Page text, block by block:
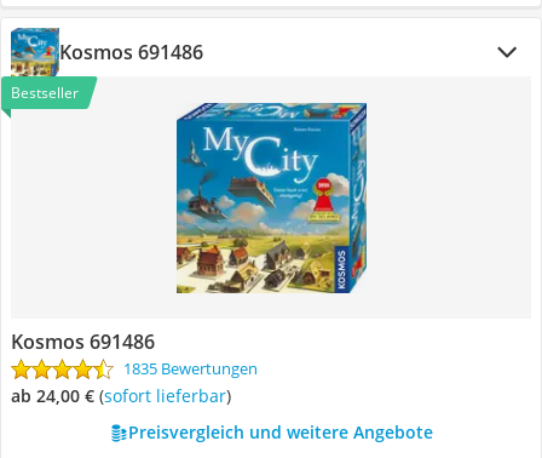
Kosmos 691486
Bestseller
Kosmos 691486
1835 Bewertungen
ab 24,00 € ( Sofort lieferbar)
Preisvergleich und weitere Angebote